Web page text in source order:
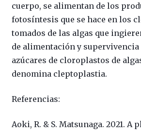
cuerpo, se alimentan de los
fotosíntesis que se hace en los
tomados de las algas que
de alimentación y supervivencia
azúcares de cloroplastos de
denomina cleptoplastia.
Referencias:
Aoki, R. & S. Matsunaga. 2021. A